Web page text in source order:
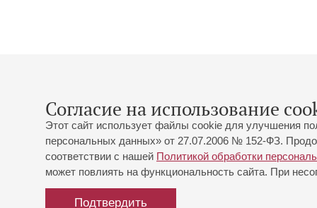
Согласие на использование
Этот сайт использует файлы cookie для улучшения
персональных данных» от 27.07.2006 № 152-ФЗ.
соответствии с нашей Политикой обработки
может повлиять на функциональность сайта. При
Подтвердить